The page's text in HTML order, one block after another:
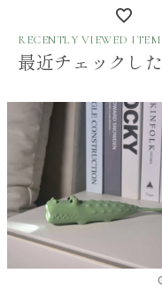
RECENTLY VIEWED
最近チェックし